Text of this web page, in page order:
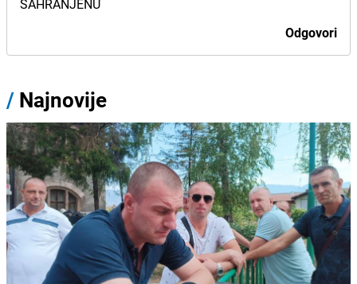
SAHRANJENU
Odgovori
/ Najnovije